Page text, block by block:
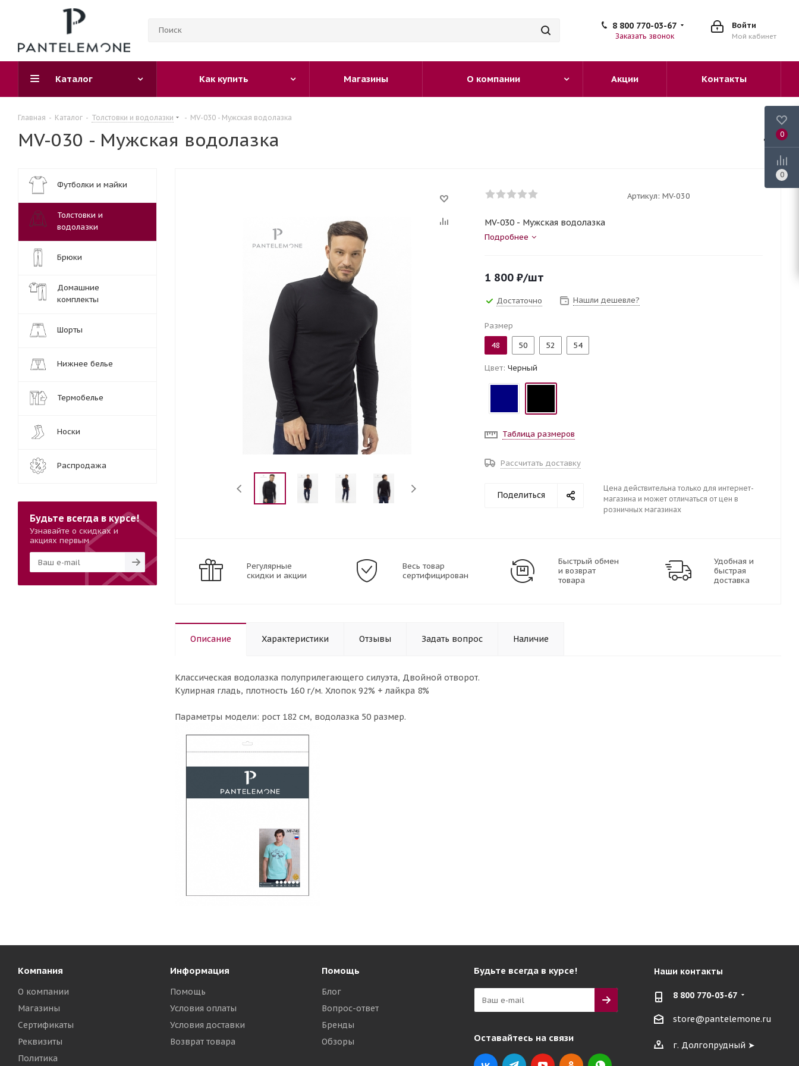
Войти
Мой кабинет
8 800 770-03-67
Заказать звонок
Каталог Как купить Магазины О компании Акции Контакты
Главная - Каталог - Толстовки и водолазки - MV-030 - Мужская водолазка
MV-030 - Мужская водолазка
Артикул: MV-030
MV-030 - Мужская водолазка
Подробнее
1 800 ₽/шт
Достаточно Нашли дешевле?
Размер
48
50 52 54
Цвет: Черный
Таблица размеров
Рассчитать доставку
Поделиться
Цена действительна только для интернет-
магазина и может отличаться от цен в
розничных магазинах
Регулярные
скидки и акции
Весь товар
сертифицирован
Быстрый обмен
и возврат
товара
Удобная и
быстрая
доставка
Описание Характеристики Отзывы Задать вопрос Наличие
Классическая водолазка полуприлегающего силуэта, Двойной отворот.
Кулирная гладь, плотность 160 г/м. Хлопок 92% + лайкра 8%
Параметры модели: рост 182 см, водолазка 50 размер.
Футболки и майки
Толстовки и
водолазки
Брюки
Домашние
комплекты
Шорты
Нижнее белье
Термобелье
Носки
Распродажа
Будьте всегда в курсе!
Узнавайте о скидках и
акциях первым
Компания
О компании
Магазины
Сертификаты
Реквизиты
Политика
Информация
Помощь
Условия оплаты
Условия доставки
Возврат товара
Помощь
Блог
Вопрос-ответ
Бренды
Обзоры
Будьте всегда в курсе!
Оставайтесь на связи
Наши контакты
8 800 770-03-67
store@pantelemone.ru
г. Долгопрудный ➤
0
0